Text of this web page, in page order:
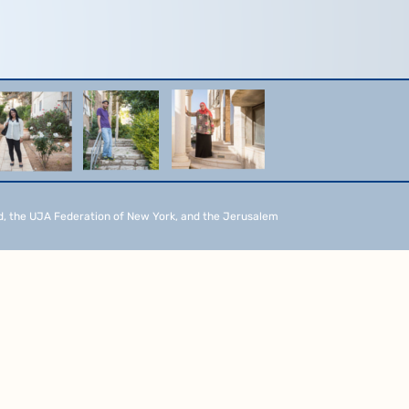
UJA Federation of New York, and the Jerusalem